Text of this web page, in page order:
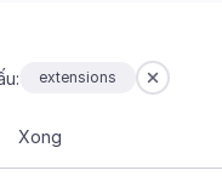
extensions
Xong